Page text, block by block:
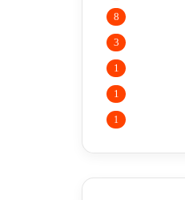
8
3
1
1
1